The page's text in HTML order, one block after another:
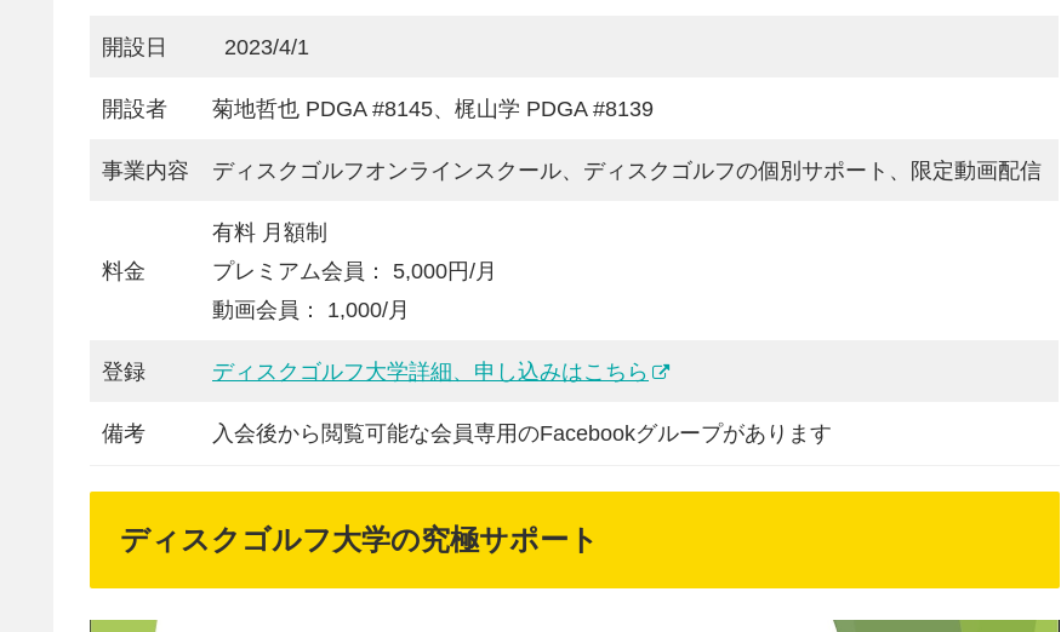
開設日 2023/4/1
開設者 菊地哲也 PDGA #8145、梶山学 PDGA #8139
事業内容 ディスクゴルフオンラインスクール、ディスクゴルフの個別サポート、限定動画配信
料金
有料 月額制
プレミアム会員： 5,000円/月
動画会員： 1,000/月
登録 ディスクゴルフ大学詳細、申し込みはこちら
備考 入会後から閲覧可能な会員専用のFacebookグループがあります
ディスクゴルフ大学の究極サポート